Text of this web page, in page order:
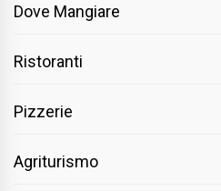
Dove Mangiare
Ristoranti
Pizzerie
Agriturismo